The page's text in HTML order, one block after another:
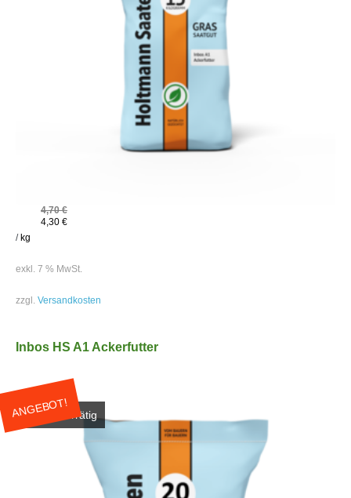
4,70€
4,30 €
/ kg
exkl. 7 % MwSt.
zzgl. Versandkosten
Inbos HS A1 Ackerfutter
ANGEBOT!
Nicht vorrätig